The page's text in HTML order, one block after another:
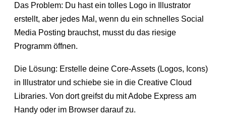
Das Problem: Du hast ein tolles Logo in Illustrator
erstellt, aber jedes Mal, wenn du ein schnelles Social
Media Posting brauchst, musst du das riesige
Programm öffnen.
Die Lösung: Erstelle deine Core-Assets (Logos, Icons)
in Illustrator und schiebe sie in die Creative Cloud
Libraries. Von dort greifst du mit Adobe Express am
Handy oder im Browser darauf zu.